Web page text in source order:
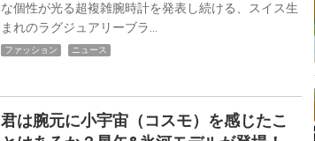
な個性が光る超複雑腕時計を発表し続ける、スイス生
まれのラグジュアリーブラ…
ファッション ニュース
君は腕元に小宇宙（コスモ）を感じたこ